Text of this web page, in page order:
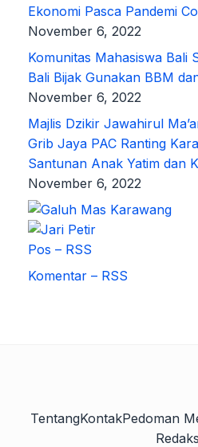
Ekonomi Pasca Pandemi
November 6, 2022
Komunitas Mahasiswa Bali
Bali Bijak Gunakan BBM
November 6, 2022
Majlis Dzikir Jawahirul
Grib Jaya PAC Ranting
Santunan Anak Yatim dan
November 6, 2022
Pos – RSS
Komentar – RSS
TentangKontakPedoman